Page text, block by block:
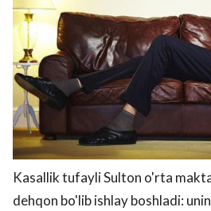
Kasallik tufayli Sulton o'rta
dehqon bo'lib ishlay boshladi: